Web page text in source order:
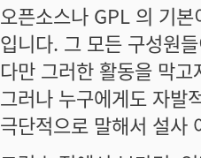
오픈소스나 GPL 의 기
입니다. 그 모든 구성원
다만 그러한 활동을 막
그러나 누구에게도 자발
극단적으로 말해서 설사